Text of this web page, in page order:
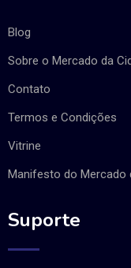
Blog
Sobre o Mercado da
Contato
Termos e Condições
Vitrine
Manifesto do Mercado
Suporte